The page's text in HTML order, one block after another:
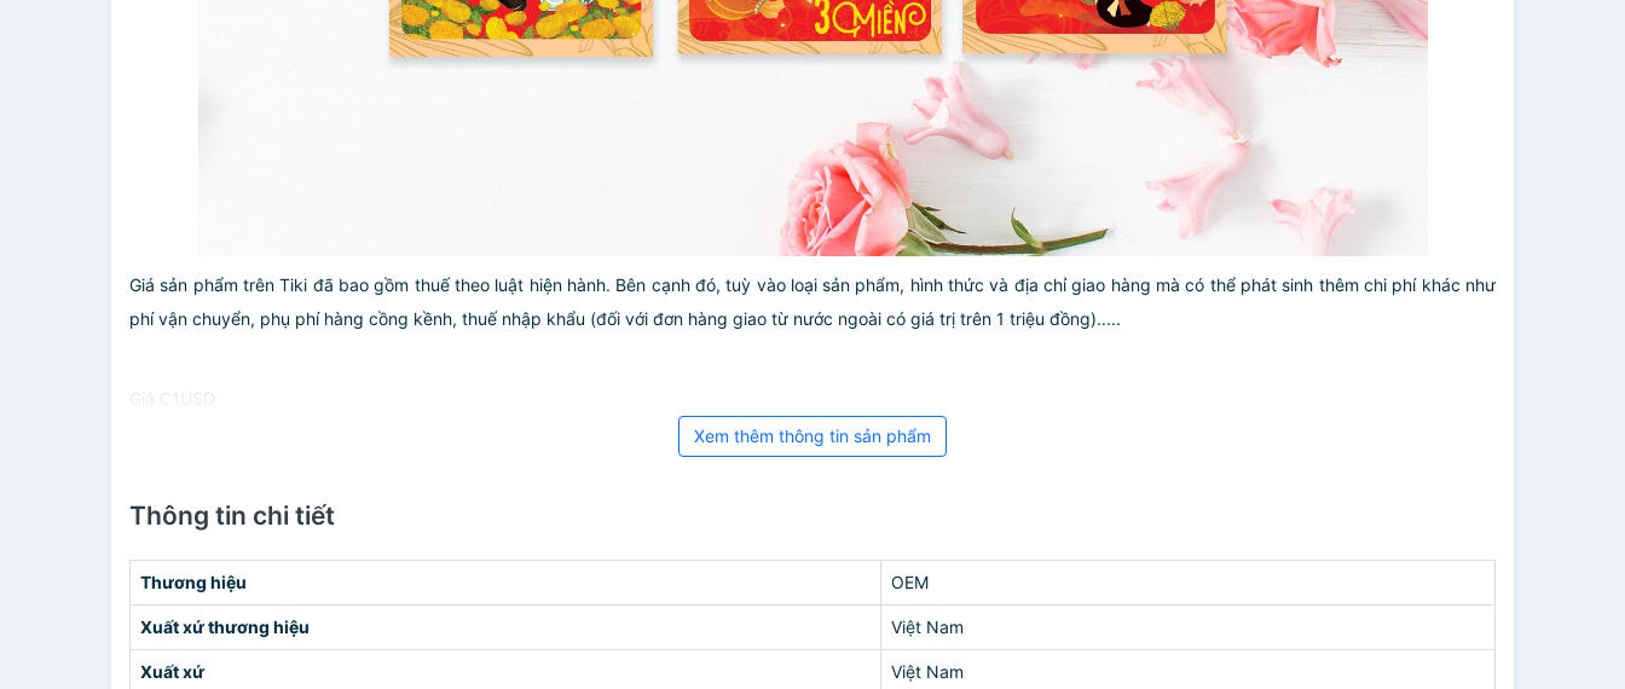
Giá sản phẩm trên Tiki đã bao gồm thuế theo luật hiện hành. Bên cạnh đó, tuỳ vào loại sản phẩm, hình thức và địa chỉ giao hàng mà có thể phát sinh thêm chi phí khác như
phí vận chuyển, phụ phí hàng cồng kềnh, thuế nhập khẩu (đối với đơn hàng giao từ nước ngoài có giá trị trên 1 triệu đồng).....
Giá C1USD
Xem thêm thông tin sản phẩm
Thông tin chi tiết
Thương hiệu OEM
Xuất xứ thương hiệu Việt Nam
Xuất xứ Việt Nam